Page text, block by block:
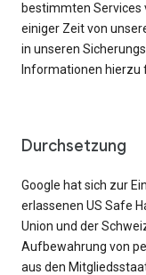
bestimmten Services
einiger Zeit von
in unseren
Informationen hierzu
Durchsetzung
Google hat sich zur
erlassenen US Safe
Union und der
Aufbewahrung von
aus den